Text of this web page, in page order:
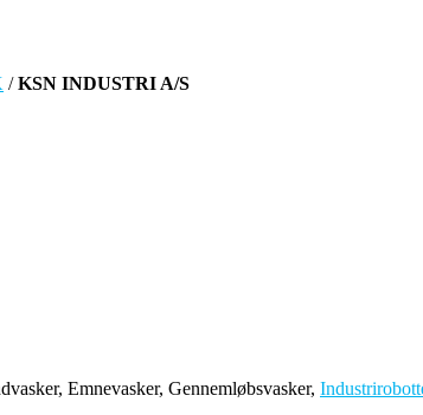
/KSN INDUSTRI A/S
Emnevasker, Gennemløbsvasker,